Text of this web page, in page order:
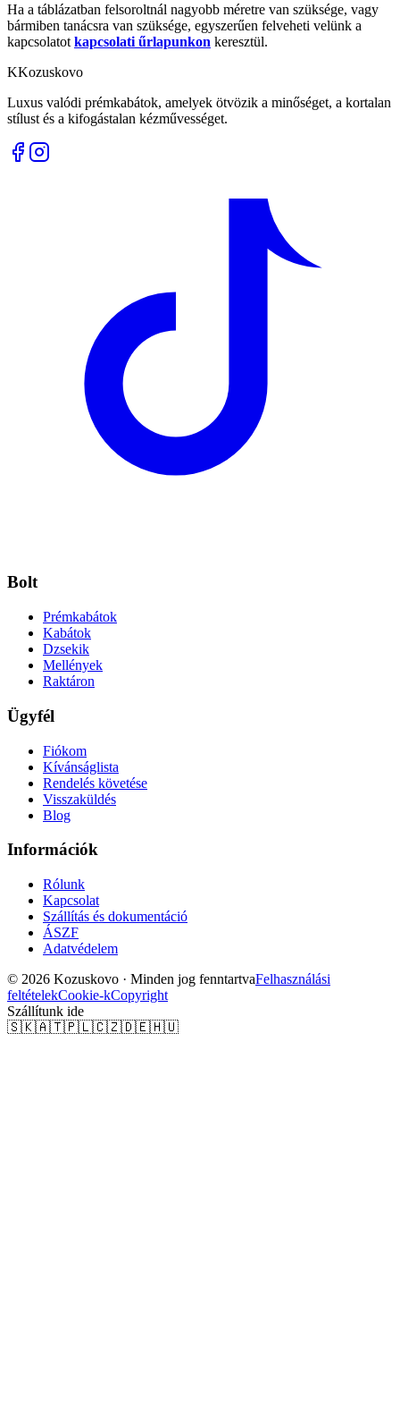
Ha a táblázatban felsoroltnál nagyobb méretre van szüksége, vagy
bármiben tanácsra van szüksége, egyszerűen felveheti velünk a
kapcsolatot kapcsolati űrlapunkon keresztül.
KKozuskovo
Luxus valódi prémkabátok, amelyek ötvözik a minőséget, a kortalan
stílust és a kifogástalan kézművességet.
Bolt
Prémkabátok
Kabátok
Dzsekik
Mellények
Raktáron
Ügyfél
Fiókom
Kívánságlista
Rendelés követése
Visszaküldés
Blog
Információk
Rólunk
Kapcsolat
Szállítás és dokumentáció
ÁSZF
Adatvédelem
© 2026 Kozuskovo · Minden jog fenntartvaFelhasználási
feltételekCookie-kCopyright
Szállítunk ide
🇸🇰🇦🇹🇵🇱🇨🇿🇩🇪🇭🇺